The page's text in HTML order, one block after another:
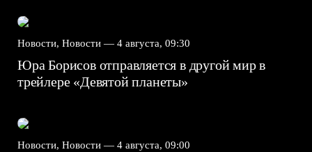
Новости, Новости — 4 августа, 09:30
Юра Борисов отправляется в другой мир в
трейлере «Девятой планеты»
Новости, Новости — 4 августа, 09:00